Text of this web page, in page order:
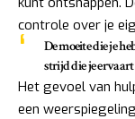
controle over je
De moeite die je
strijd die je
Het gevoel van
een